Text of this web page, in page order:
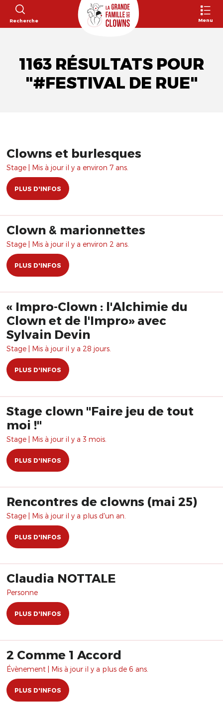
Recherche Menu
1163 RÉSULTATS POUR
"#FESTIVAL DE RUE"
Clowns et burlesques
Stage | Mis à jour il y a environ 7 ans.
PLUS D'INFOS
Clown & marionnettes
Stage | Mis à jour il y a environ 2 ans.
PLUS D'INFOS
« Impro-Clown : l'Alchimie du
Clown et de l'Impro» avec
Sylvain Devin
Stage | Mis à jour il y a 28 jours.
PLUS D'INFOS
Stage clown "Faire jeu de tout
moi !"
Stage | Mis à jour il y a 3 mois.
PLUS D'INFOS
Rencontres de clowns (mai 25)
Stage | Mis à jour il y a plus d'un an.
PLUS D'INFOS
Claudia NOTTALE
Personne
PLUS D'INFOS
2 Comme 1 Accord
Évènement | Mis à jour il y a plus de 6 ans.
PLUS D'INFOS